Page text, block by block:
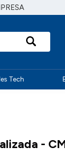
Tech
-